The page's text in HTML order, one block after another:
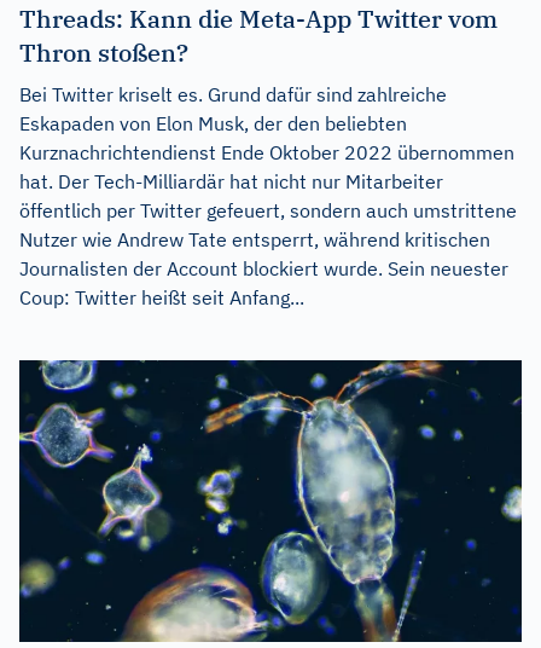
Threads: Kann die Meta-App Twitter vom
Thron stoßen?
Bei Twitter kriselt es. Grund dafür sind zahlreiche
Eskapaden von Elon Musk, der den beliebten
Kurznachrichtendienst Ende Oktober 2022 übernommen
hat. Der Tech-Milliardär hat nicht nur Mitarbeiter
öffentlich per Twitter gefeuert, sondern auch umstrittene
Nutzer wie Andrew Tate entsperrt, während kritischen
Journalisten der Account blockiert wurde. Sein neuester
Coup: Twitter heißt seit Anfang...